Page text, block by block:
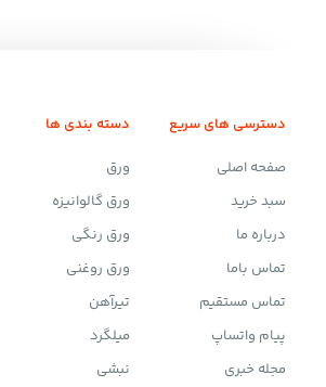
دسترسی های سریع
صفحه اصلی
سبد خرید
درباره ما
تماس باما
تماس مستقیم
پیام واتساپ
مجله خبری
دسته بندی ها
ورق
ورق گالوانیزه
ورق رنگی
ورق روغنی
تیرآهن
میلگرد
نبشی